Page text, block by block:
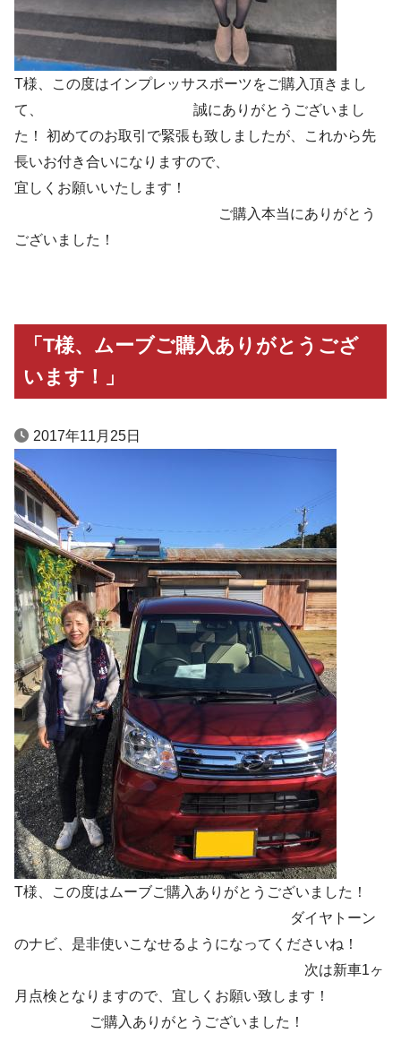
T様、この度はインプレッサスポーツをご購入頂きまし
て、 誠にありがとうございまし
た！ 初めてのお取引で緊張も致しましたが、これから先
長いお付き合いになりますので、
宜しくお願いいたします！
ご購入本当にありがとう
ございました！
「T様、ムーブご購入ありがとうござ
います！」
2017年11月25日
T様、この度はムーブご購入ありがとうございました！
ダイヤトーン
のナビ、是非使いこなせるようになってくださいね！
次は新車1ヶ
月点検となりますので、宜しくお願い致します！
ご購入ありがとうございました！